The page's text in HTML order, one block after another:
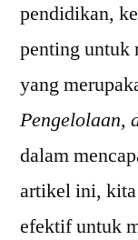
pendidikan,
penting untuk
yang
Pengelolaan,
dalam
artikel ini, kita
efektif untuk